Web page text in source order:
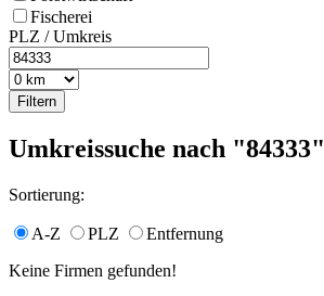
Fischerei
PLZ / Umkreis
Umkreissuche nach "84333"
Sortierung:
A-Z PLZ
Entfernung
Keine Firmen gefunden!